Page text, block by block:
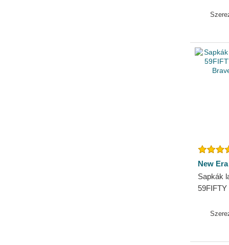
New Era
New Era
Sapkák
59FIFTY
Braves